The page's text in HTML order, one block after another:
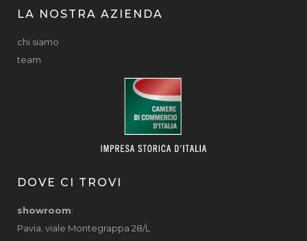
LA NOSTRA AZIENDA
chi siamo
team
DOVE CI TROVI
showroom:
Pavia, viale Montegrappa 28/L